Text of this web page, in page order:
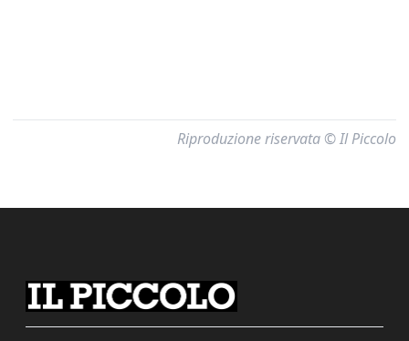
Riproduzione riservata © Il Piccolo